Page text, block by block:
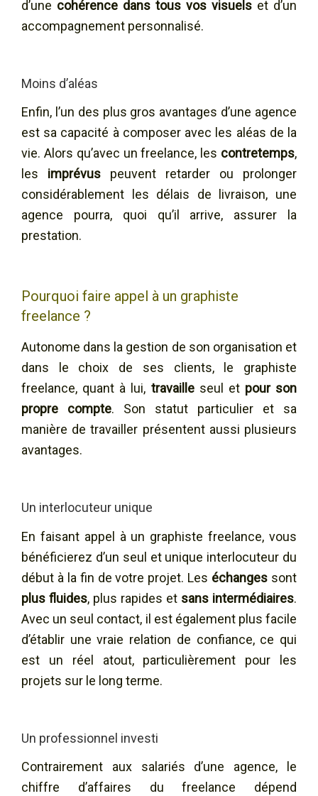
d’une cohérence dans tous vos visuels et d’un
accompagnement personnalisé.
Moins d’aléas
Enfin, l’un des plus gros avantages d’une agence
est sa capacité à composer avec les aléas de la
vie. Alors qu’avec un freelance, les contretemps,
les imprévus peuvent retarder ou prolonger
considérablement les délais de livraison, une
agence pourra, quoi qu’il arrive, assurer la
prestation.
Pourquoi faire appel à un graphiste
freelance ?
Autonome dans la gestion de son organisation et
dans le choix de ses clients, le graphiste
freelance, quant à lui, travailleseul et pour son
propre compte. Son statut particulier et sa
manière de travailler présentent aussi plusieurs
avantages.
Un interlocuteur unique
En faisant appel à un graphiste freelance, vous
bénéficierez d’un seul et unique interlocuteur du
début à la fin de votre projet. Les échanges sont
plus fluides, plus rapides et sans intermédiaires.
Avec un seul contact, il est également plus facile
d’établir une vraie relation de confiance, ce qui
est un réel atout, particulièrement pour les
projets sur le long terme.
Un professionnel investi
Contrairement aux salariés d’une agence, le
chiffre d’affaires du freelance dépend